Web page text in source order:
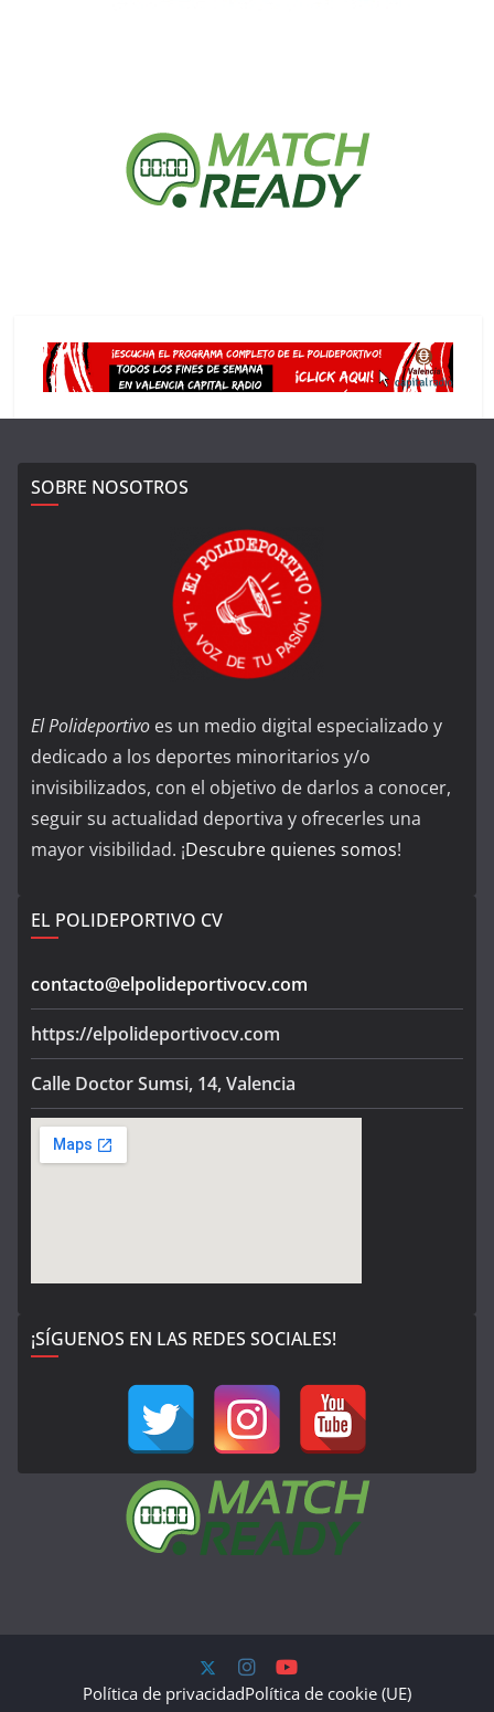
SOBRE NOSOTROS
El Polideportivo es un medio digital especializado y
dedicado a los deportes minoritarios y/o
invisibilizados, con el objetivo de darlos a conocer,
seguir su actualidad deportiva y ofrecerles una
mayor visibilidad. ¡Descubre quienes somos!
EL POLIDEPORTIVO CV
contacto@elpolideportivocv.com
https://elpolideportivocv.com
Calle Doctor Sumsi, 14, Valencia
¡SÍGUENOS EN LAS REDES SOCIALES!
Política de privacidadPolítica de cookie (UE)